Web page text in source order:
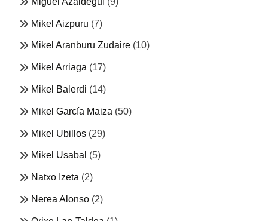
Mikel Aizpuru (7)
Mikel Aranburu Zudaire (10)
Mikel Arriaga (17)
Mikel Balerdi (14)
Mikel García Maiza (50)
Mikel Ubillos (29)
Mikel Usabal (5)
Natxo Izeta (2)
Nerea Alonso (2)